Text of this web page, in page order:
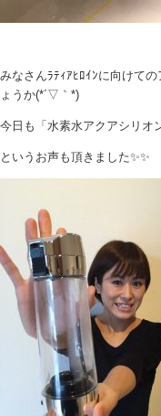
みなさんﾗﾃｨｱﾋﾛｲﾝに向けて
ょうか(*´▽｀*)
今日も「水素水アクアシリオ
というお声も頂きました✨✨